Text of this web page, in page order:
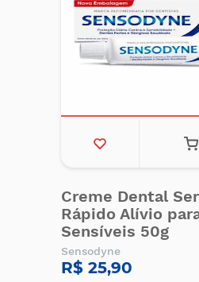
Creme Dental
Rápido Alívio
Sensíveis 50g
Sensodyne
R$ 25,90